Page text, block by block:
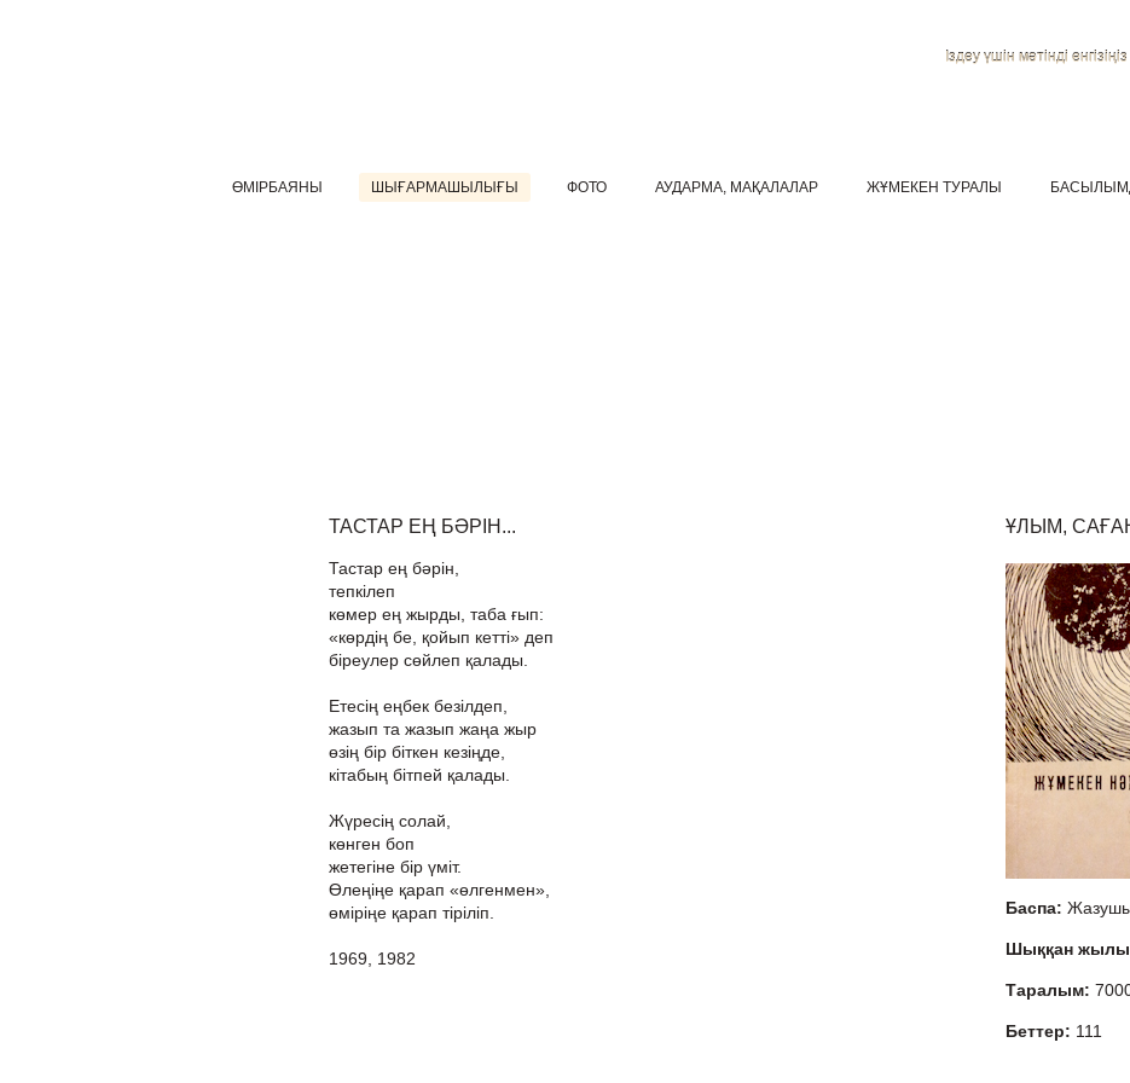
Іздеу үшін мәтінді енгізіңіз
ӨМІРБАЯНЫ ШЫҒАРМАШЫЛЫҒЫ ФОТО АУДАРМА, МАҚАЛАЛАР ЖҰМЕКЕН ТУРАЛЫ
ТАСТАР ЕҢ БӘРІН...
Тастар ең бәрін,
тепкілеп
көмер ең жырды, таба ғып:
«көрдің бе, қойып кетті» деп
біреулер сөйлеп қалады.
Етесің еңбек безілдеп,
жазып та жазып жаңа жыр
өзің бір біткен кезіңде,
кітабың бітпей қалады.
Жүресің солай,
көнген боп
жетегіне бір үміт.
Өлеңіңе қарап «өлгенмен»,
өміріңе қарап тіріліп.
1969, 1982
ҰЛЫМ,
Баспа:
Шыққан
Таралым:
Беттер: 111